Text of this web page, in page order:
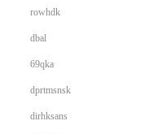
rowhdk
dbal
69qka
dprtmsnsk
dirhksans